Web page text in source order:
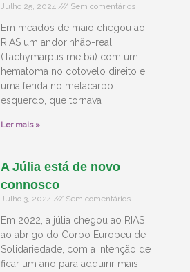
Julho 25, 2024 Sem comentários
Em meados de maio chegou ao
RIAS um andorinhão-real
(Tachymarptis melba) com um
hematoma no cotovelo direito e
uma ferida no metacarpo
esquerdo, que tornava
Ler mais »
A Júlia está de novo
connosco
Julho 3, 2024 Sem comentários
Em 2022, a júlia chegou ao RIAS
ao abrigo do Corpo Europeu de
Solidariedade, com a intenção de
ficar um ano para adquirir mais